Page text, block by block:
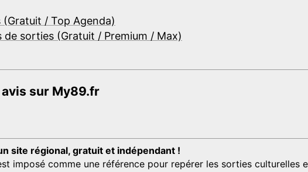
/ Top Agenda)
sorties (Gratuit / Premium / Max)
sur My89.fr
site régional, gratuit et indépendant !
imposé comme une référence pour repérer les sorties culturelles